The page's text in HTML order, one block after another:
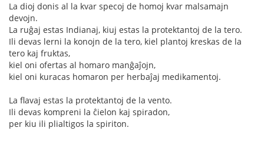
La dioj donis al la kvar specoj de homoj kvar malsamajn
devojn.
La ruĝaj estas Indianaj, kiuj estas la protektantoj de la tero.
Ili devas lerni la konojn de la tero, kiel plantoj kreskas de la
tero kaj fruktas,
kiel oni ofertas al homaro manĝaĵojn,
kiel oni kuracas homaron per herbaĵaj medikamentoj.
La flavaj estas la protektantoj de la vento.
Ili devas kompreni la ĉielon kaj spiradon,
per kiu ili plialtigos la spiriton.